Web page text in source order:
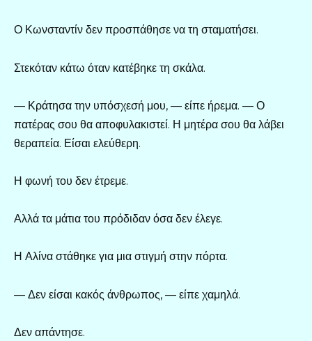
Ο Κωνσταντίν δεν προσπάθησε να τη σταματήσει.
Στεκόταν κάτω όταν κατέβηκε τη σκάλα.
— Κράτησα την υπόσχεσή μου, — είπε ήρεμα. — Ο
πατέρας σου θα αποφυλακιστεί. Η μητέρα σου θα λάβει
θεραπεία. Είσαι ελεύθερη.
Η φωνή του δεν έτρεμε.
Αλλά τα μάτια του πρόδιδαν όσα δεν έλεγε.
Η Αλίνα στάθηκε για μια στιγμή στην πόρτα.
— Δεν είσαι κακός άνθρωπος, — είπε χαμηλά.
Δεν απάντησε.